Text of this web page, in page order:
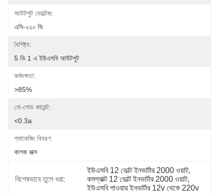
আউটপুট ভোল্টেজ:
এসি-২২০ ভি
বৈশিষ্ট্য:
5 ভি 1 এ ইউএসবি আউটপুট
কর্মদক্ষতা:
>85%
নো-লোড কারেন্ট:
<0.3a
প্যাকেজিং বিবরণ:
কাগজ বাক্স
বিশেষভাবে তুলে ধরা:
ইউএসবি 12 ভোল্ট ইনভার্টার 2000 ওয়াট,
কমপ্যাক্ট 12 ভোল্ট ইনভার্টার 2000 ওয়াট,
ইউএসবি পাওয়ার ইনভার্টার 12v থেকে 220v